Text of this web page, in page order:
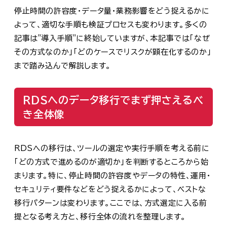
停止時間の許容度・データ量・業務影響をどう捉えるかに
よって、適切な手順も検証プロセスも変わります。多くの
記事は"導入手順"に終始していますが、本記事では「なぜ
その方式なのか」「どのケースでリスクが顕在化するのか」
まで踏み込んで解説します。
RDSへのデータ移行でまず押さえるべ
き全体像
RDSへの移行は、ツールの選定や実行手順を考える前に
「どの方式で進めるのが適切か」を判断するところから始
まります。特に、停止時間の許容度やデータの特性、運用・
セキュリティ要件などをどう捉えるかによって、ベストな
移行パターンは変わります。ここでは、方式選定に入る前
提となる考え方と、移行全体の流れを整理します。